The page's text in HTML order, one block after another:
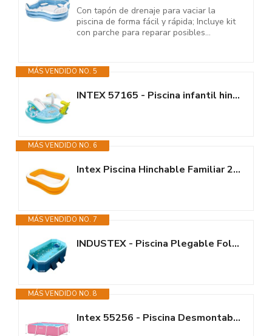
Con tapón de drenaje para vaciar la
piscina de forma fácil y rápida; Incluye kit
con parche para reparar posibles...
MÁS VENDIDO NO. 5
INTEX 57165 - Piscina infantil hinchable con dispersor de agua y tobogan...
MÁS VENDIDO NO. 6
Intex Piscina Hinchable Familiar 236x157x48 (cm)
MÁS VENDIDO NO. 7
INDUSTEX - Piscina Plegable Foldable Pool, Piscina para niños y Adultos,...
MÁS VENDIDO NO. 8
Intex 55256 - Piscina Desmontable Small Frame Familiar Rosa 220x150x60cm,...